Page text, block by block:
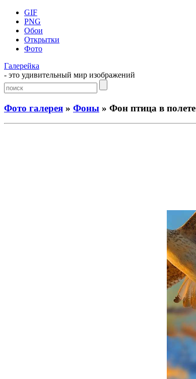
GIF
PNG
Обои
Открытки
Фото
Галерейка
- это удивительный мир изображений
Фото галерея » Фоны » Фон птица в полете